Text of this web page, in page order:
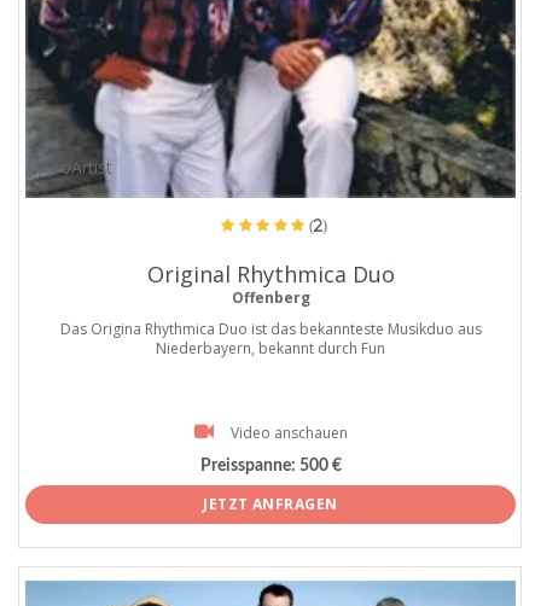
ProArtist
(2)
Original Rhythmica Duo
Offenberg
Das Origina Rhythmica Duo ist das bekannteste Musikduo aus
Niederbayern, bekannt durch Fun
Video anschauen
Preisspanne: 500 €
JETZT ANFRAGEN